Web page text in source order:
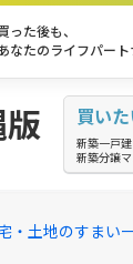
った後も、
なたのライフパート
版 買いた
新築一戸
新築分譲
・土地のすまい